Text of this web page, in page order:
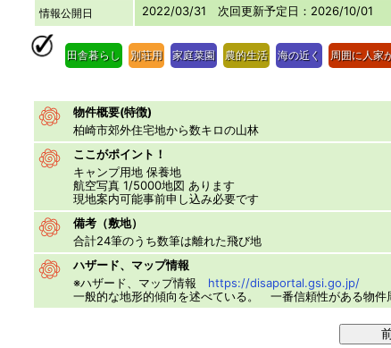
情報公開日 2022/03/31 次回更新予定日：2026/10/01
田舎暮らし 別荘用 家庭菜園 農的生活 海の近く 周囲に人家
物件概要(特徴)
柏崎市郊外住宅地から数キロの山林
ここがポイント！
キャンプ用地 保養地
航空写真 1/5000地図 あります
現地案内可能事前申し込み必要です
備考（敷地）
合計24筆のうち数筆は離れた飛び地
ハザード、マップ情報
※ハザード、マップ情報 https://disaportal.gsi.go.jp/
一般的な地形的傾向を述べている。 一番信頼性がある物件